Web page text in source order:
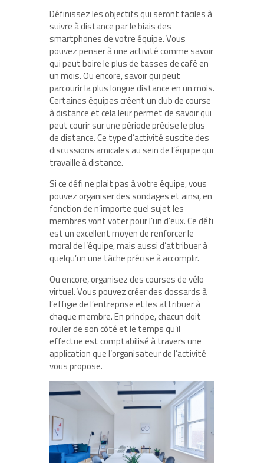
Définissez les objectifs qui seront faciles à
suivre à distance par le biais des
smartphones de votre équipe. Vous
pouvez penser à une activité comme savoir
qui peut boire le plus de tasses de café en
un mois. Ou encore, savoir qui peut
parcourir la plus longue distance en un mois.
Certaines équipes créent un club de course
à distance et cela leur permet de savoir qui
peut courir sur une période précise le plus
de distance. Ce type d’activité suscite des
discussions amicales au sein de l’équipe qui
travaille à distance.
Si ce défi ne plait pas à votre équipe, vous
pouvez organiser des sondages et ainsi, en
fonction de n’importe quel sujet les
membres vont voter pour l’un d’eux. Ce défi
est un excellent moyen de renforcer le
moral de l’équipe, mais aussi d’attribuer à
quelqu’un une tâche précise à accomplir.
Ou encore, organisez des courses de vélo
virtuel. Vous pouvez créer des dossards à
l’effigie de l’entreprise et les attribuer à
chaque membre. En principe, chacun doit
rouler de son côté et le temps qu’il
effectue est comptabilisé à travers une
application que l’organisateur de l’activité
vous propose.